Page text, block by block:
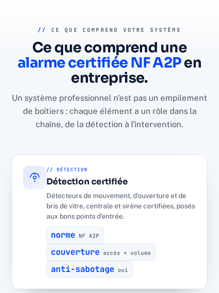
// CE QUE COMPREND VOTRE SYSTÈME
Ce que comprend une
alarme certifiée NF A2Pen
entreprise.
Un système professionnel n'est pas un empilement
de boîtiers : chaque élément a un rôle dans la
chaîne, de la détection à l'intervention.
// DÉTECTION
Détection certifiée
Détecteurs de mouvement, d'ouverture et de
bris de vitre, centrale et sirène certifiées, posés
aux bons points d'entrée.
norme NF A2P
couverture accès + volume
anti-sabotage oui